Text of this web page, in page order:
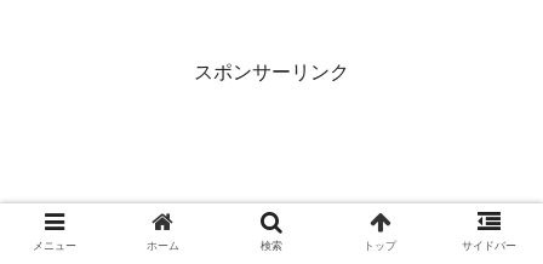
スポンサーリンク
メニュー ホーム 検索 トップ サイドバー